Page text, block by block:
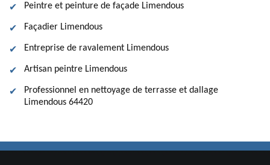
Peintre et peinture de façade Limendous
Façadier Limendous
Entreprise de ravalement Limendous
Artisan peintre Limendous
Professionnel en nettoyage de terrasse et dallage
Limendous 64420